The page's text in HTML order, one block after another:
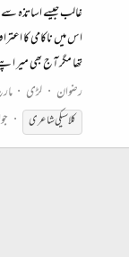
غالب جیسے اساتذہ
اس میں ناکامی کا
تھا مگر آج بھی میر
رضوان
لڑی مارچ
کلاسیکی شاعری